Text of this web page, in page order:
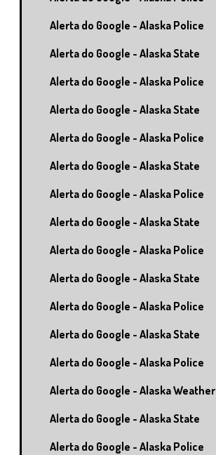
Alerta do Google - Alaska Police
Alerta do Google - Alaska State
Alerta do Google - Alaska Police
Alerta do Google - Alaska State
Alerta do Google - Alaska Police
Alerta do Google - Alaska State
Alerta do Google - Alaska Police
Alerta do Google - Alaska State
Alerta do Google - Alaska Police
Alerta do Google - Alaska State
Alerta do Google - Alaska Police
Alerta do Google - Alaska State
Alerta do Google - Alaska Police
Alerta do Google - Alaska Weather
Alerta do Google - Alaska State
Alerta do Google - Alaska Police